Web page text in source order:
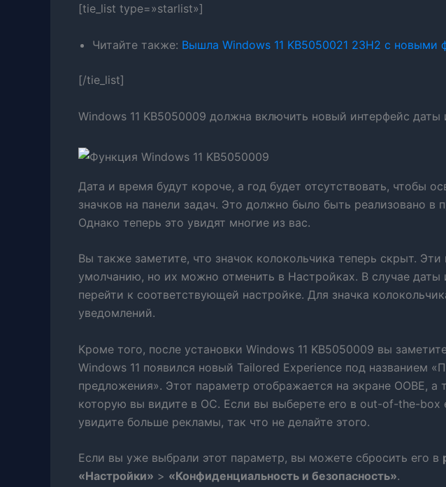
[tie_list type=»starlist»]
Читайте также: Вышла Windows 11 KB5050021 23H2 с новыми
[/tie_list]
Windows 11 KB5050009 должна включить новый интерфейс даты
Дата и время будут короче, а год будет отсутствовать, чтобы
значков на панели задач. Это должно было быть реализовано в
Однако теперь это увидят многие из вас.
Вы также заметите, что значок колокольчика теперь скрыт.
умолчанию, но их можно отменить в Настройках. В случае
перейти к соответствующей настройке. Для значка
уведомлений.
Кроме того, после установки Windows 11 KB5050009 вы
Windows 11 появился новый Tailored Experience под названием
предложения». Этот параметр отображается на экране OOBE, а
которую вы видите в ОС. Если вы выберете его в out-of-the-box
увидите больше рекламы, так что не делайте этого.
Если вы уже выбрали этот параметр, вы можете сбросить его в
«Настройки» > «Конфиденциальность и безопасность».